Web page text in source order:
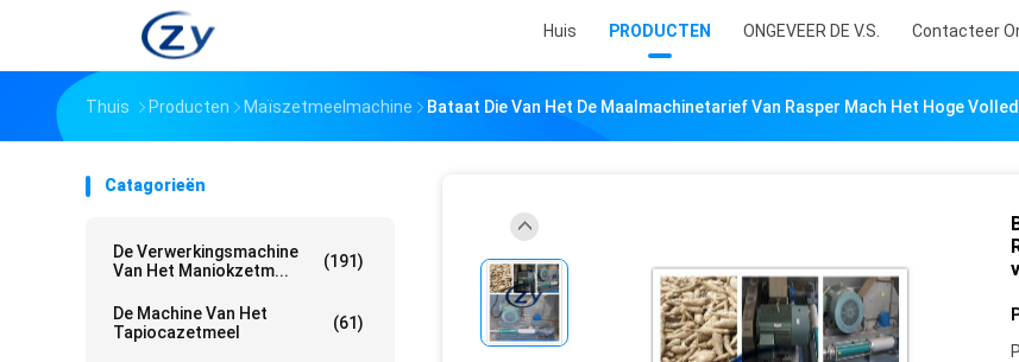
Huis PRODUCTEN ONGEVEER DE V.S. Contacteer
Thuis Producten Maïszetmeelmachine Bataat Die Van Het De Maalmachinetarief Van Rasper Mach Het Hoge
Catagorieën
De Verwerkingsmachine
Van Het Maniokzetm...
(191)
De Machine Van Het
Tapiocazetmeel
(61)